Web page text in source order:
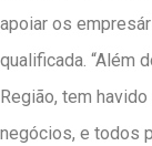
apoiar os
qualificada. “Além
Região, tem
negócios, e todos